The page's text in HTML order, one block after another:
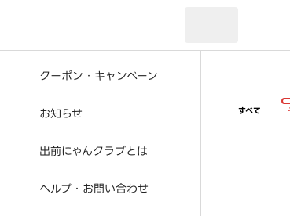
クーポン・キャンペーン
お知らせ
出前にゃんクラブとは
ヘルプ・お問い合わせ
すべて